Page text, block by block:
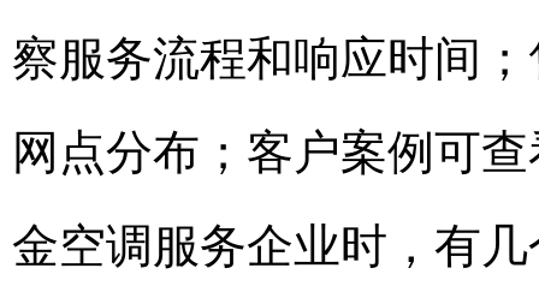
察服务流程和响应时间
网点分布；客户案例可
金空调服务企业时，有